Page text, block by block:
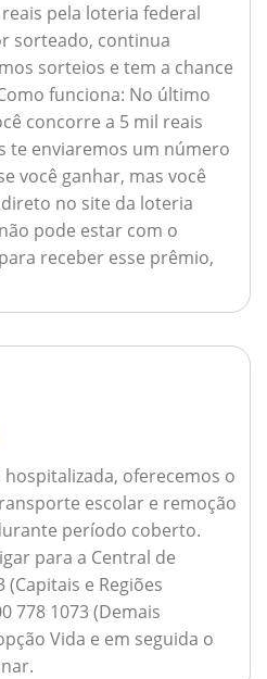
pela loteria federal
sorteado, continua
sorteios e tem a chance
funciona: No último
concorre a 5 mil reais
te enviaremos um número
você ganhar, mas você
no site da loteria
pode estar com o
receber esse prêmio,
hospitalizada, oferecemos o
escolar e remoção
período coberto.
para a Central de
e Regiões
778 1073 (Demais
Vida e em seguida o